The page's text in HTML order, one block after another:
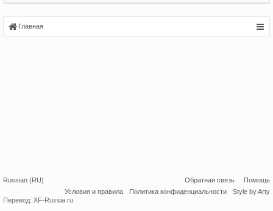
Главная
Russian (RU) Обратная связь
Помощь
Условия и правила
Политика конфиденциальности
Style by Arty
Перевод: XF-Russia.ru